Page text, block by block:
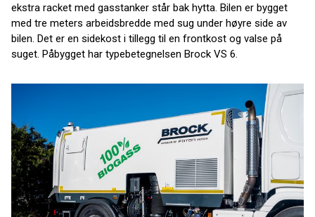
ekstra racket med gasstanker står bak hytta. Bilen er bygget
med tre meters arbeidsbredde med sug under høyre side av
bilen. Det er en sidekost i tillegg til en frontkost og valse på
suget. Påbygget har typebetegnelsen Brock VS 6.